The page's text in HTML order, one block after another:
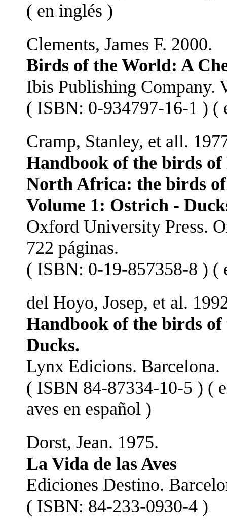
( en inglés )
Clements, James F. 2000.
Birds of the World: A
Ibis Publishing Company.
( ISBN: 0-934797-16-1 ) (
Cramp, Stanley, et all.
Handbook of the birds
North Africa: the birds
Volume 1: Ostrich -
Oxford University Press.
722 páginas.
( ISBN: 0-19-857358-8 ) (
del Hoyo, Josep, et al.
Handbook of the birds
Ducks.
Lynx Edicions. Barcelona.
( ISBN 84-87334-10-5 ) (
aves en español )
Dorst, Jean. 1975.
La Vida de las Aves
Ediciones Destino.
( ISBN: 84-233-0930-4 )